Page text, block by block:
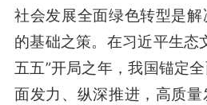
社会发展全面绿色转型是
的基础之策。在习近平生态
五五”开局之年，我国锚定
面发力、纵深推进，高质